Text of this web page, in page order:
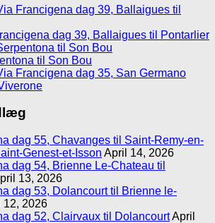
Francigena dag 39, Ballaigues til
dag 39, Ballaigues til Pontarlier
til Son Bou
til Son Bou
Francigena dag 35, San Germano
dag 55, Chavanges til Saint-Remy-en-
Genest-et-Isson April 14, 2026
dag 54, Brienne Le-Chateau til
13, 2026
dag 53, Dolancourt til Brienne le-
12, 2026
dag 52, Clairvaux til DolancourtApril